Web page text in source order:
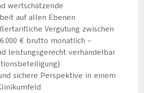
wertschätzende
auf allen Ebenen
Vergütung zwischen
€ brutto monatlich –
leistungsgerecht verhandelbar
sichere Perspektive in einem